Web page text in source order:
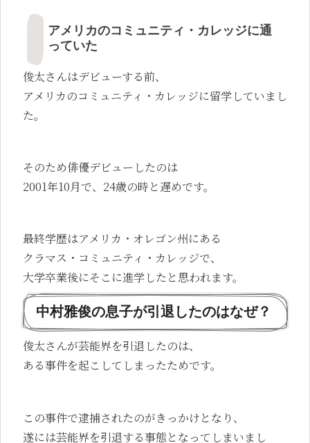
アメリカのコミュニティ・カレッジに通
っていた
俊太さんはデビューする前、
アメリカのコミュニティ・カレッジに留学していまし
た。
そのため俳優デビューしたのは
2001年10月で、24歳の時と遅めです。
最終学歴はアメリカ・オレゴン州にある
クラマス・コミュニティ・カレッジで、
大学卒業後にそこに進学したと思われます。
中村雅俊の息子が引退したのはなぜ？
俊太さんが芸能界を引退したのは、
ある事件を起こしてしまったためです。
この事件で逮捕されたのがきっかけとなり、
遂には芸能界を引退する事態となってしまいまし